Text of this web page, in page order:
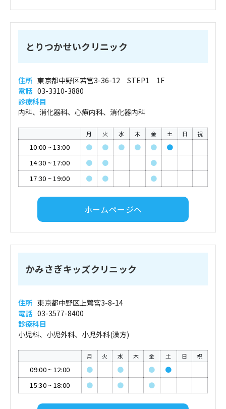
とりつかせいクリニック
住所 東京都中野区若宮3-36-12 STEP1 1F
電話 03-3310-3880
診療科目
内科、消化器科、心療内科、消化器内科
月 火 水 木 金 土 日 祝
10:00 ~13:00 ● ● ● ● ●
●
14:30 ~17:00 ● ●
●
17:30 ~19:00 ● ● ●
ホームページへ
かみさぎキッズクリニック
住所 東京都中野区上鷺宮3-8-14
電話 03-3577-8400
診療科目
小児科、小児外科、小児外科(漢方)
月 火 水 木 金 土 日 祝
09:00~ 12:00 ● ● ●
●
15:30~ 18:00 ● ● ●